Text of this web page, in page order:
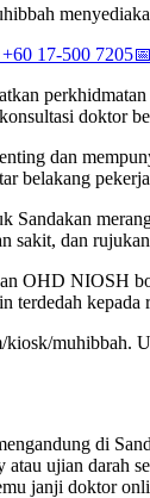
17-500 7205
doktor
dan
belakang
Sandakan
sakit, dan
OHD NIOSH
terdedah kepada
muhibbah.
di
ujian darah
janji doktor